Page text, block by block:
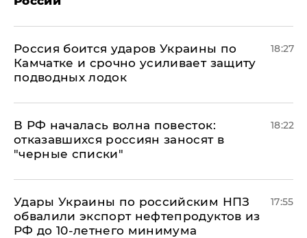
Россия боится ударов Украины по
Камчатке и срочно усиливает защиту
подводных лодок
18:27
​В РФ началась волна повесток:
отказавшихся россиян заносят в
"черные списки"
18:22
Удары Украины по российским НПЗ
обвалили экспорт нефтепродуктов из
РФ до 10-летнего минимума
17:55